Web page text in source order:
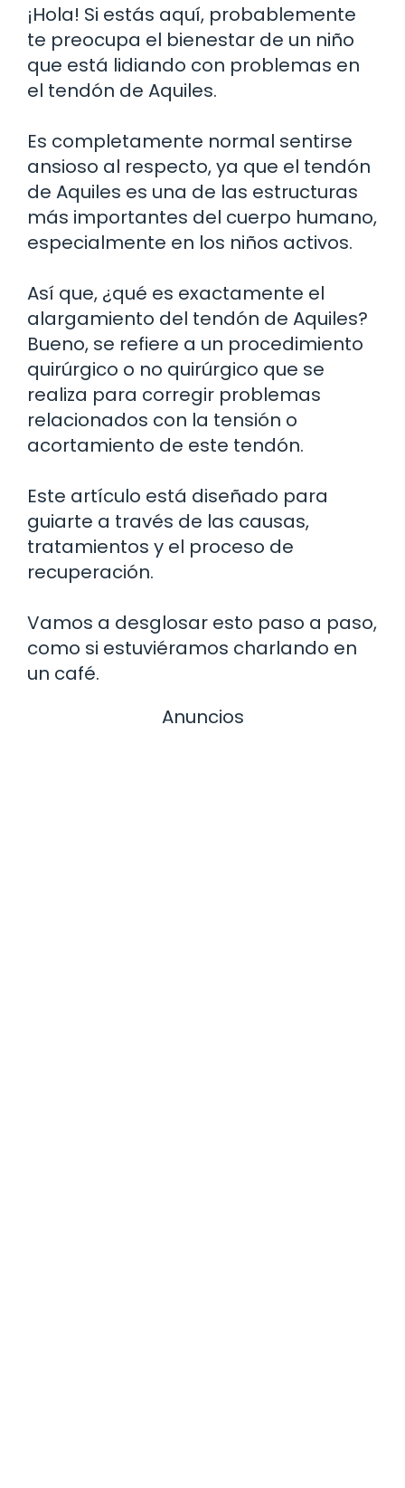
¡Hola! Si estás aquí, probablemente
te preocupa el bienestar de un niño
que está lidiando con problemas en
el tendón de Aquiles.
Es completamente normal sentirse
ansioso al respecto, ya que el tendón
de Aquiles es una de las estructuras
más importantes del cuerpo humano,
especialmente en los niños activos.
Así que, ¿qué es exactamente el
alargamiento del tendón de Aquiles?
Bueno, se refiere a un procedimiento
quirúrgico o no quirúrgico que se
realiza para corregir problemas
relacionados con la tensión o
acortamiento de este tendón.
Este artículo está diseñado para
guiarte a través de las causas,
tratamientos y el proceso de
recuperación.
Vamos a desglosar esto paso a paso,
como si estuviéramos charlando en
un café.
Anuncios